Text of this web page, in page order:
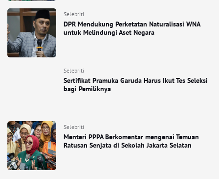
Selebriti
DPR Mendukung Perketatan Naturalisasi WNA
untuk Melindungi Aset Negara
Selebriti
Sertifikat Pramuka Garuda Harus Ikut Tes Seleksi
bagi Pemiliknya
Selebriti
Menteri PPPA Berkomentar mengenai Temuan
Ratusan Senjata di Sekolah Jakarta Selatan